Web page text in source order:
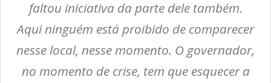
faltou iniciativa da parte dele também.
Aqui ninguém está proibido de comparecer
nesse local, nesse momento. O governador,
no momento de crise, tem que esquecer a